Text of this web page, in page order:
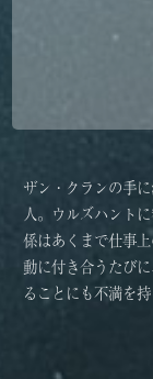
ザン・クランの手
人。ウルズハント
係はあくまで仕事
動に付き合うたび
ることにも不満を持